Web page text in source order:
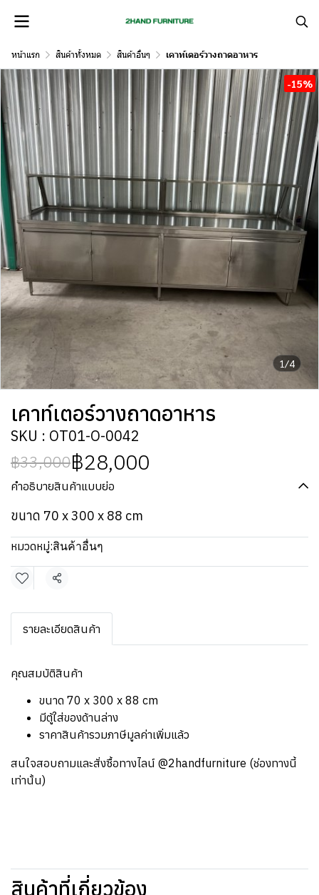
หน้าแรก สินค้าทั้งหมด สินค้าอื่นๆ เคาท์เตอร์วางถาดอาหาร
1/4
-15%
เคาท์เตอร์วางถาดอาหาร
SKU : OT01-O-0042
฿33,000฿28,000
คำอธิบายสินค้าแบบย่อ
ขนาด 70 x 300 x 88 cm
หมวดหมู่:สินค้าอื่นๆ
แชร์
รายละเอียดสินค้า
คุณสมบัติสินค้า
ขนาด 70 x 300 x 88 cm
มีตู้ใส่ของด้านล่าง
ราคาสินค้ารวมภาษีมูลค่าเพิ่มแล้ว
สนใจสอบถามและสั่งซื้อทางไลน์ @2handfurniture (ช่องทางนี้
เท่านั้น)
สินค้าที่เกี่ยวข้อง